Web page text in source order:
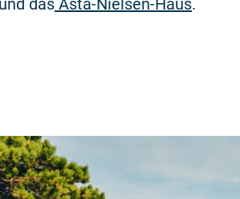
dasAsta-Nielsen-Haus.